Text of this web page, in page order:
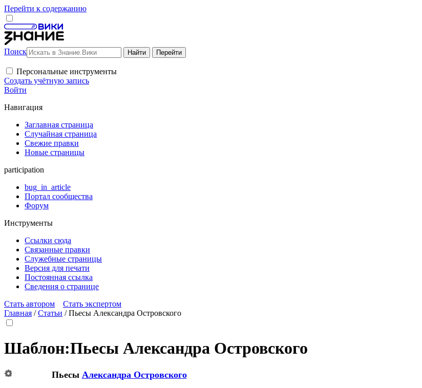
Перейти к содержанию
Поиск
Персональные инструменты
Создать учётную запись
Войти
Навигация
Заглавная страница
Случайная страница
Свежие правки
Новые страницы
participation
bug_in_article
Портал сообщества
Форум
Инструменты
Ссылки сюда
Связанные правки
Служебные страницы
Версия для печати
Постоянная ссылка
Сведения о странице
Стать автором
Стать экспертом
Главная /Статьи /Пьесы Александра Островского
Шаблон:Пьесы Александра Островского
Пьесы Александра Островского